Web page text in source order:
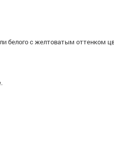
белого с желтоватым оттенком